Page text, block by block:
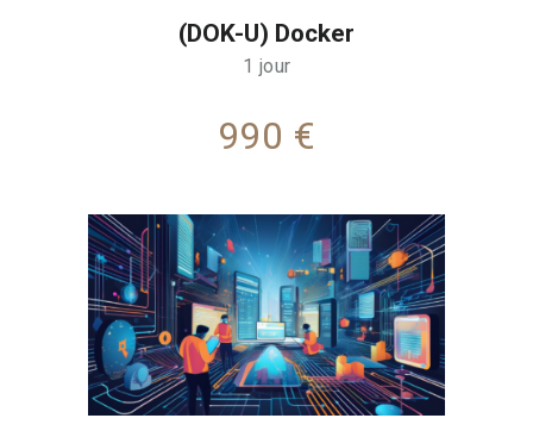
(DOK-U) Docker
1 jour
990 €